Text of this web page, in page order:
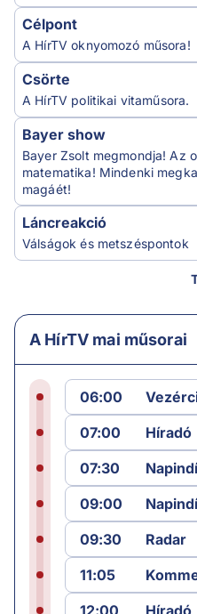
Célpont
A HírTV oknyomozó műsora!
Csörte
A HírTV politikai vitaműsora.
Bayer show
Bayer Zsolt megmondja! Az
matematika! Mindenki
magáét!
Láncreakció
Válságok és metszéspontok
A HírTV mai műsorai
06:00
07:00
Híradó
07:30
09:00
09:30
Radar
11:05